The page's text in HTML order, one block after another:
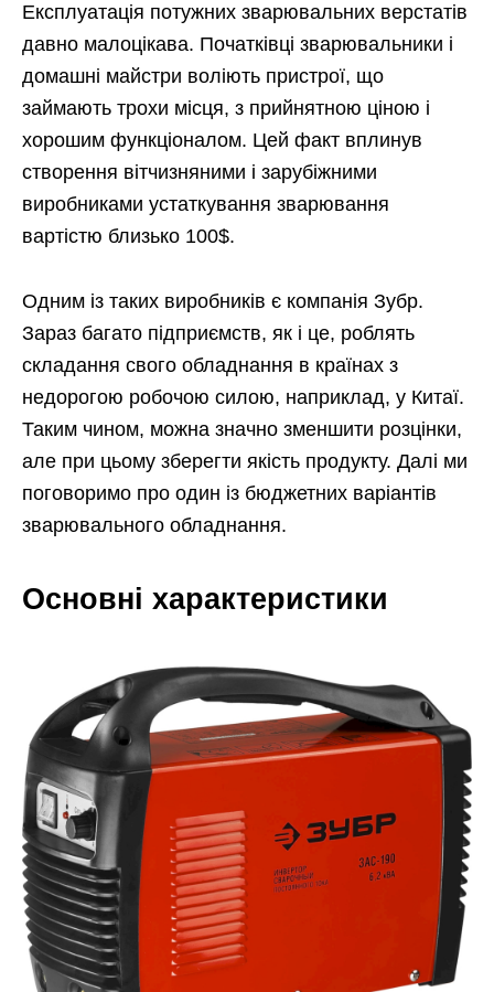
Експлуатація потужних зварювальних верстатів
давно малоцікава. Початківці зварювальники і
домашні майстри воліють пристрої, що
займають трохи місця, з прийнятною ціною і
хорошим функціоналом. Цей факт вплинув
створення вітчизняними і зарубіжними
виробниками устаткування зварювання
вартістю близько 100$.
Одним із таких виробників є компанія Зубр.
Зараз багато підприємств, як і це, роблять
складання свого обладнання в країнах з
недорогою робочою силою, наприклад, у Китаї.
Таким чином, можна значно зменшити розцінки,
але при цьому зберегти якість продукту. Далі ми
поговоримо про один із бюджетних варіантів
зварювального обладнання.
Основні характеристики